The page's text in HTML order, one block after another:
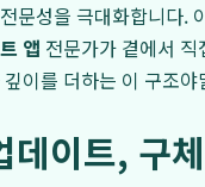
문성을 극대화합니다.
앱 전문가가 곁에서
이를 더하는 이 구조
데이트, 구